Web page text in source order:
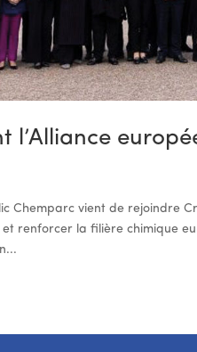
l’Alliance
Chemparc vient de rejoindre
renforcer la filière chimique